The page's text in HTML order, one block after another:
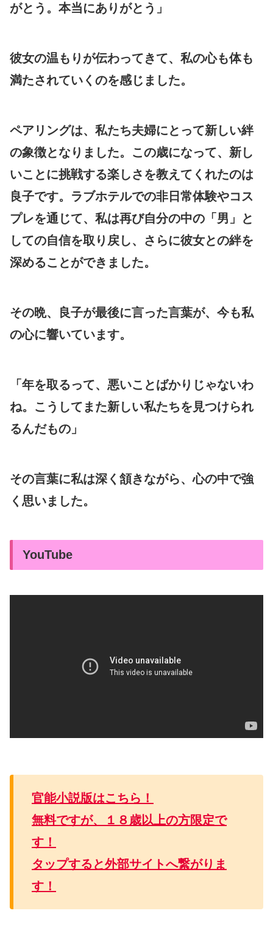
がとう。本当にありがとう」
彼女の温もりが伝わってきて、私の心も体も
満たされていくのを感じました。
ペアリングは、私たち夫婦にとって新しい絆
の象徴となりました。この歳になって、新し
いことに挑戦する楽しさを教えてくれたのは
良子です。ラブホテルでの非日常体験やコス
プレを通じて、私は再び自分の中の「男」と
しての自信を取り戻し、さらに彼女との絆を
深めることができました。
その晩、良子が最後に言った言葉が、今も私
の心に響いています。
「年を取るって、悪いことばかりじゃないわ
ね。こうしてまた新しい私たちを見つけられ
るんだもの」
その言葉に私は深く頷きながら、心の中で強
く思いました。
YouTube
官能小説版はこちら！
無料ですが、１８歳以上の方限定で
す！
タップすると外部サイトへ繋がりま
す！